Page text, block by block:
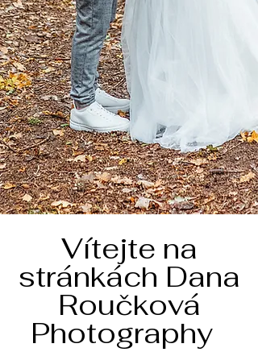
Vítejte na
stránkách Dana
Roučková
Photography